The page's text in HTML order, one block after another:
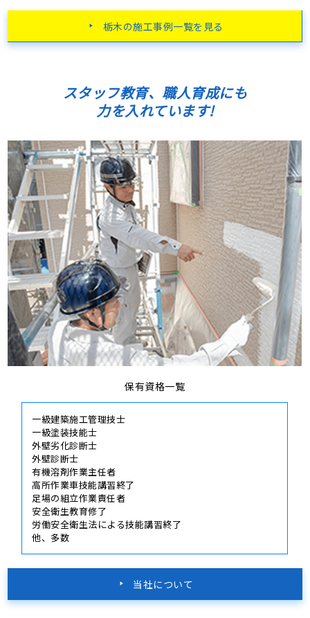
栃木の施工事例一覧を見る
スタッフ教育、職人育成にも
力を入れています!
保有資格一覧
一級建築施工管理技士
一級塗装技能士
外壁劣化診断士
外壁診断士
有機溶剤作業主任者
高所作業車技能講習終了
足場の組立作業責任者
安全衛生教育修了
労働安全衛生法による技能講習終了
他、多数
当社について